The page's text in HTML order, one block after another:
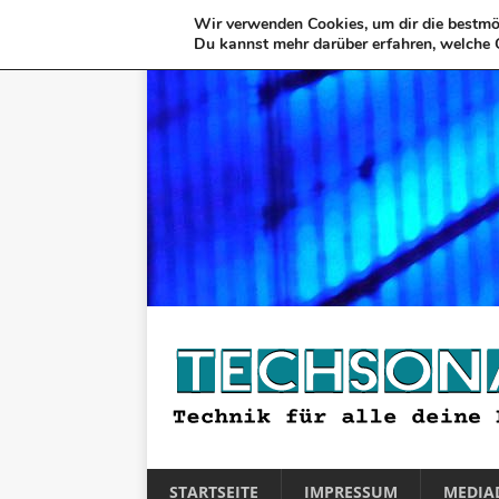
STARTSEITE IMPRESSUM
Wir verwenden Cookies, um dir die
Du kannst mehr darüber erfahren,